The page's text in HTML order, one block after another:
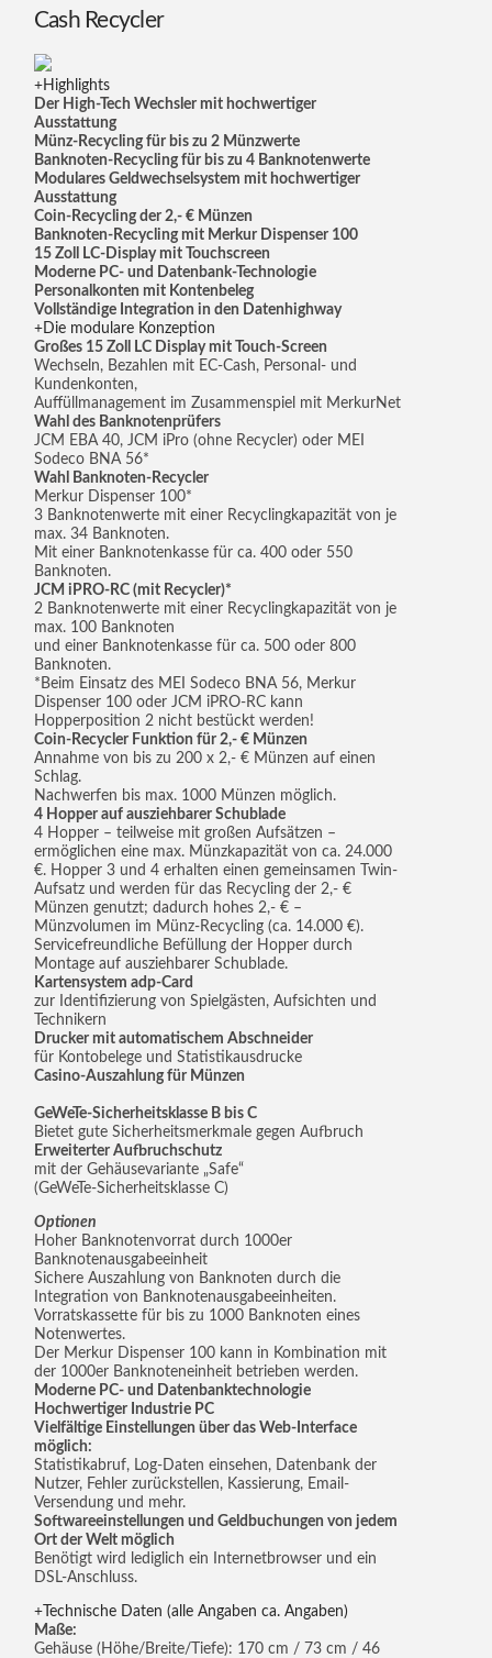
Cash Recycler
Highlights
Der High-Tech Wechsler mit hochwertiger
Ausstattung
Münz-Recycling für bis zu 2 Münzwerte
Banknoten-Recycling für bis zu 4 Banknotenwerte
Modulares Geldwechselsystem mit hochwertiger
Ausstattung
Coin-Recycling der 2,- € Münzen
Banknoten-Recycling mit Merkur Dispenser 100
15 Zoll LC-Display mit Touchscreen
Moderne PC- und Datenbank-Technologie
Personalkonten mit Kontenbeleg
Vollständige Integration in den Datenhighway
Die modulare Konzeption
Großes 15 Zoll LC Display mit Touch-Screen
Wechseln, Bezahlen mit EC-Cash, Personal- und
Kundenkonten,
Auffüllmanagement im Zusammenspiel mit MerkurNet
Wahl des Banknotenprüfers
JCM EBA 40, JCM iPro (ohne Recycler) oder MEI
Sodeco BNA 56*
Wahl Banknoten-Recycler
Merkur Dispenser 100*
3 Banknotenwerte mit einer Recyclingkapazität von je
max. 34 Banknoten.
Mit einer Banknotenkasse für ca. 400 oder 550
Banknoten.
JCM iPRO-RC (mit Recycler)*
2 Banknotenwerte mit einer Recyclingkapazität von je
max. 100 Banknoten
und einer Banknotenkasse für ca. 500 oder 800
Banknoten.
*Beim Einsatz des MEI Sodeco BNA 56, Merkur
Dispenser 100 oder JCM iPRO-RC kann
Hopperposition 2 nicht bestückt werden!
Coin-Recycler Funktion für 2,- € Münzen
Annahme von bis zu 200 x 2,- € Münzen auf einen
Schlag.
Nachwerfen bis max. 1000 Münzen möglich.
4 Hopper auf ausziehbarer Schublade
4 Hopper – teilweise mit großen Aufsätzen –
ermöglichen eine max. Münzkapazität von ca. 24.000
€. Hopper 3 und 4 erhalten einen gemeinsamen Twin-
Aufsatz und werden für das Recycling der 2,- €
Münzen genutzt; dadurch hohes 2,- € –
Münzvolumen im Münz-Recycling (ca. 14.000 €).
Servicefreundliche Befüllung der Hopper durch
Montage auf ausziehbarer Schublade.
Kartensystem adp-Card
zur Identifizierung von Spielgästen, Aufsichten und
Technikern
Drucker mit automatischem Abschneider
für Kontobelege und Statistikausdrucke
Casino-Auszahlung für Münzen
GeWeTe-Sicherheitsklasse B bis C
Bietet gute Sicherheitsmerkmale gegen Aufbruch
Erweiterter Aufbruchschutz
mit der Gehäusevariante „Safe“
(GeWeTe-Sicherheitsklasse C)
Optionen
Hoher Banknotenvorrat durch 1000er
Banknotenausgabeeinheit
Sichere Auszahlung von Banknoten durch die
Integration von Banknotenausgabeeinheiten.
Vorratskassette für bis zu 1000 Banknoten eines
Notenwertes.
Der Merkur Dispenser 100 kann in Kombination mit
der 1000er Banknoteneinheit betrieben werden.
Moderne PC- und Datenbanktechnologie
Hochwertiger Industrie PC
Vielfältige Einstellungen über das Web-Interface
möglich:
Statistikabruf, Log-Daten einsehen, Datenbank der
Nutzer, Fehler zurückstellen, Kassierung, Email-
Versendung und mehr.
Softwareeinstellungen und Geldbuchungen von jedem
Ort der Welt möglich
Benötigt wird lediglich ein Internetbrowser und ein
DSL-Anschluss.
Technische Daten (alle Angaben ca. Angaben)
Maße:
Gehäuse (Höhe/Breite/Tiefe): 170 cm / 73 cm / 46